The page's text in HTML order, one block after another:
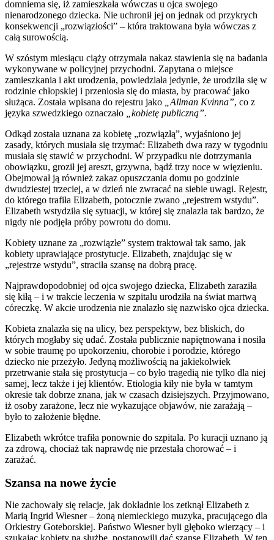
domniema się, iż zamieszkała wówczas u ojca swojego
nienarodzonego dziecka. Nie uchronił jej on jednak od przykrych
konsekwencji „rozwiązłości” – która traktowana była wówczas z
całą surowością.
W szóstym miesiącu ciąży otrzymała nakaz stawienia się na badania
wykonywane w policyjnej przychodni. Zapytana o miejsce
zamieszkania i akt urodzenia, powiedziała jedynie, że urodziła się w
rodzinie chłopskiej i przeniosła się do miasta, by pracować jako
służąca. Została wpisana do rejestru jako
„Allman Kvinna”, co z
języka szwedzkiego oznaczało
„kobietę publiczną”.
Odkąd została uznana za kobietę „rozwiązłą”, wyjaśniono jej
zasady, których musiała się trzymać: Elizabeth dwa razy w tygodniu
musiała się stawić w przychodni. W przypadku nie dotrzymania
obowiązku, groził jej areszt, grzywna, bądź trzy noce w więzieniu.
Obejmował ją również zakaz opuszczania domu po godzinie
dwudziestej trzeciej, a w dzień nie zwracać na siebie uwagi. Rejestr,
do którego trafiła Elizabeth, potocznie zwano „rejestrem wstydu”.
Elizabeth wstydziła się sytuacji, w której się znalazła tak bardzo, że
nigdy nie podjęła próby powrotu do domu.
Kobiety uznane za „rozwiązłe” system traktował tak samo, jak
kobiety uprawiające prostytucje. Elizabeth, znajdując się w
„rejestrze wstydu”, straciła szansę na dobrą pracę.
Najprawdopodobniej od ojca swojego dziecka, Elizabeth zaraziła
się kiłą – i w trakcie leczenia w szpitalu urodziła na świat martwą
córeczkę. W akcie urodzenia nie znalazło się nazwisko ojca dziecka.
Kobieta znalazła się na ulicy, bez perspektyw, bez bliskich, do
których mogłaby się udać. Została publicznie napiętnowana i nosiła
w sobie traumę po upokorzeniu, chorobie i porodzie, którego
dziecko nie przeżyło. Jedyną możliwością na jakiekolwiek
przetrwanie stała się prostytucja – co było tragedią nie tylko dla niej
samej, lecz także i jej klientów. Etiologia kiły nie była w tamtym
okresie tak dobrze znana, jak w czasach dzisiejszych. Przyjmowano,
iż osoby zarażone, lecz nie wykazujące objawów, nie zarażają –
było to założenie błędne.
Elizabeth wkrótce trafiła ponownie do szpitala. Po kuracji uznano ją
za zdrową, chociaż tak naprawdę nie przestała chorować – i
zarażać.
Szansa na nowe życie
Nie zachowały się relacje, jak dokładnie los zetknął Elizabeth z
Marią Ingrid Wiesner – żoną niemieckiego muzyka, pracującego dla
Orkiestry Goteborskiej. Państwo Wiesner byli głęboko wierzący – i